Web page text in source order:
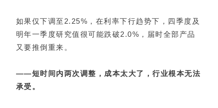
如果仅下调至2.25%，在利率下行趋势下，四季度及
明年一季度研究值很可能跌破2.0%，届时全部产品
又要推倒重来。
——短时间内两次调整，成本太大了，行业根本无法
承受。